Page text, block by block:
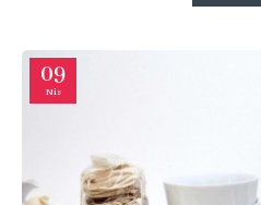
09
Nis